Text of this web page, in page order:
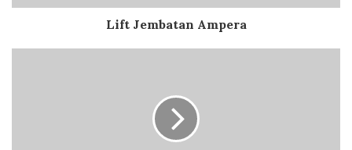
Lift Jembatan Ampera